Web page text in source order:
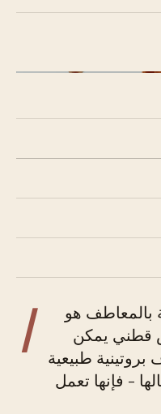
ا
بالمعاطف هو
قطني يمكن
طبيعية
- فإنها تعمل